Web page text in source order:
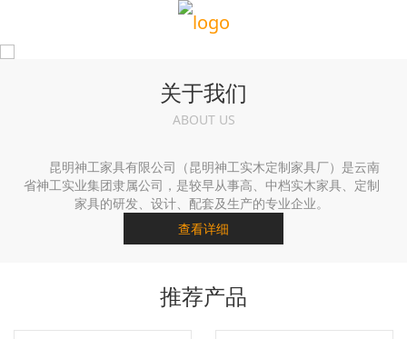
关于我们
ABOUT US
昆明神工家具有限公司（昆明神工实木定制家具厂）是云南
省神工实业集团隶属公司，是较早从事高、中档实木家具、定制
家具的研发、设计、配套及生产的专业企业。
查看详细
推荐产品